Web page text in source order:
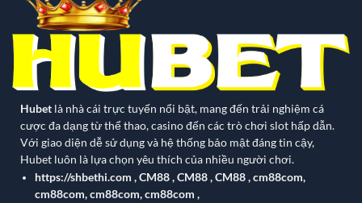
Hubet là nhà cái trực tuyến nổi bật, mang đến trải nghiệm cá
cược đa dạng từ thể thao, casino đến các trò chơi slot hấp dẫn.
Với giao diện dễ sử dụng và hệ thống bảo mật đáng tin cậy,
Hubet luôn là lựa chọn yêu thích của nhiều người chơi.
https://shbethi.com ,CM88,CM88,CM88,cm88com,
cm88com,cm88com,cm88com ,